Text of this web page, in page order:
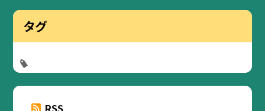
タグ
RSS